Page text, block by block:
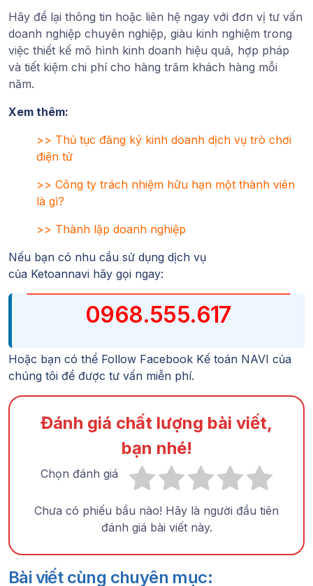
Hãy để lại thông tin hoặc liên hệ ngay với đơn vị tư vấn
doanh nghiệp chuyên nghiệp, giàu kinh nghiệm trong
việc thiết kế mô hình kinh doanh hiệu quả, hợp pháp
và tiết kiệm chi phí cho hàng trăm khách hàng mỗi
năm.
Xem thêm:
>> Thủ tục đăng ký kinh doanh dịch vụ trò chơi
điện tử
>> Công ty trách nhiệm hữu hạn một thành viên
là gì?
>> Thành lập doanh nghiệp
Nếu bạn có nhu cầu sử dụng dịch vụ
của Ketoannavi hãy gọi ngay:
0968.555.617
Hoặc bạn có thể Follow Facebook Kế toán NAVI của
chúng tôi để được tư vấn miễn phí.
Đánh giá chất lượng bài viết,
bạn nhé!
Chọn đánh giá
Chưa có phiếu bầu nào! Hãy là người đầu tiên
đánh giá bài viết này.
Bài viết cùng chuyên mục: